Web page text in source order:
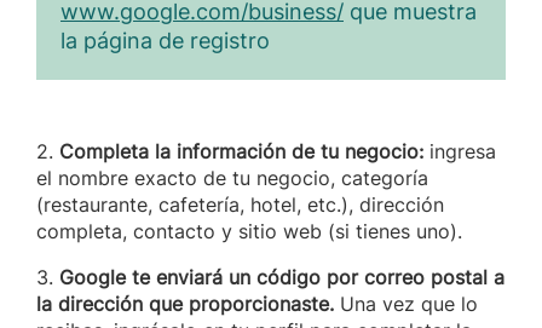
www.google.com/business/ que muestra
la página de registro
2. Completa la información de tu negocio: ingresa
el nombre exacto de tu negocio, categoría
(restaurante, cafetería, hotel, etc.), dirección
completa, contacto y sitio web (si tienes uno).
3. Google te enviará un código por correo postal a
la dirección que proporcionaste. Una vez que lo